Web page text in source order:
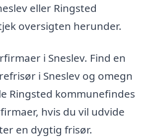
eller Ringsted
oversigten herunder.
i Sneslev. Find en
i Sneslev og omegn
Ringsted kommunefindes
hvis du vil udvide
en dygtig frisør.